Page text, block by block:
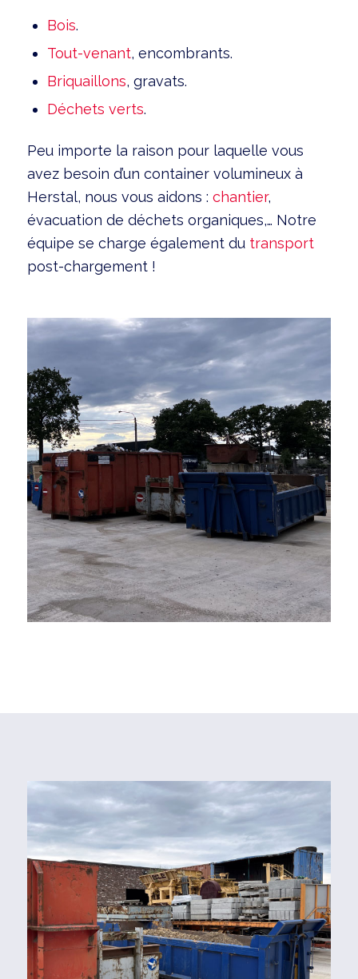
Bois.
Tout-venant, encombrants.
Briquaillons, gravats.
Déchets verts.
Peu importe la raison pour laquelle vous
avez besoin d’un container volumineux à
Herstal, nous vous aidons : chantier,
évacuation de déchets organiques,… Notre
équipe se charge également du transport
post-chargement !